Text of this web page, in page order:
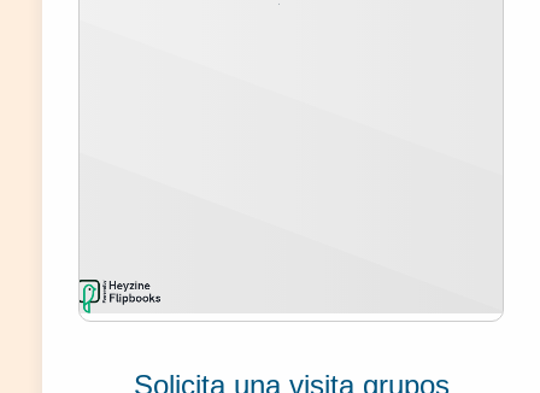
Solicita una visita grupos